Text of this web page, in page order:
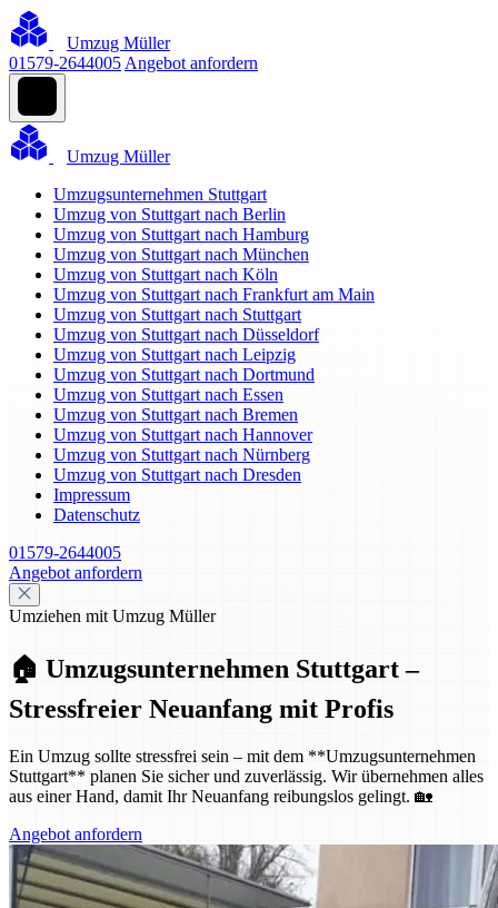
Umzug Müller
01579-2644005 Angebot anfordern
Umzug Müller
Umzugsunternehmen Stuttgart
Umzug von Stuttgart nach Berlin
Umzug von Stuttgart nach Hamburg
Umzug von Stuttgart nach München
Umzug von Stuttgart nach Köln
Umzug von Stuttgart nach Frankfurt am Main
Umzug von Stuttgart nach Stuttgart
Umzug von Stuttgart nach Düsseldorf
Umzug von Stuttgart nach Leipzig
Umzug von Stuttgart nach Dortmund
Umzug von Stuttgart nach Essen
Umzug von Stuttgart nach Bremen
Umzug von Stuttgart nach Hannover
Umzug von Stuttgart nach Nürnberg
Umzug von Stuttgart nach Dresden
Impressum
Datenschutz
01579-2644005
Angebot anfordern
Umziehen mit Umzug Müller
🏠 Umzugsunternehmen Stuttgart –
Stressfreier Neuanfang mit Profis
Ein Umzug sollte stressfrei sein – mit dem **Umzugsunternehmen
Stuttgart** planen Sie sicher und zuverlässig. Wir übernehmen alles
aus einer Hand, damit Ihr Neuanfang reibungslos gelingt. 🏡
Angebot anfordern